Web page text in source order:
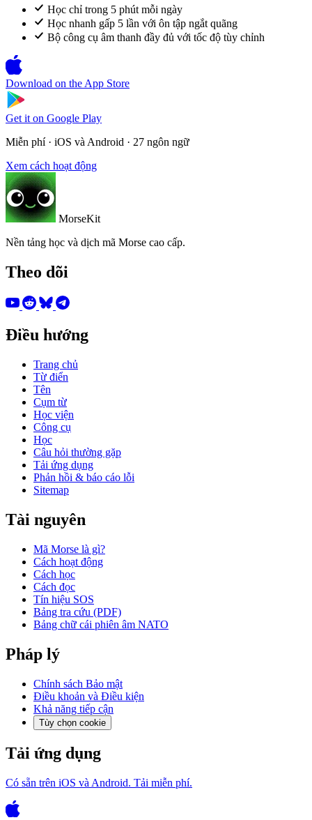
Học chỉ trong 5 phút mỗi ngày
Học nhanh gấp 5 lần với ôn tập ngắt quãng
Bộ công cụ âm thanh đầy đủ với tốc độ tùy chỉnh
Download on the App Store
Get it on Google Play
Miễn phí · iOS và Android · 27 ngôn ngữ
Xem cách hoạt động
MorseKit
Nền tảng học và dịch mã Morse cao cấp.
Theo dõi
Điều hướng
Trang chủ
Từ điển
Tên
Cụm từ
Học viện
Công cụ
Học
Câu hỏi thường gặp
Tải ứng dụng
Phản hồi & báo cáo lỗi
Sitemap
Tài nguyên
Mã Morse là gì?
Cách hoạt động
Cách học
Cách đọc
Tín hiệu SOS
Bảng tra cứu (PDF)
Bảng chữ cái phiên âm NATO
Pháp lý
Chính sách Bảo mật
Điều khoản và Điều kiện
Khả năng tiếp cận
Tùy chọn cookie
Tải ứng dụng
Có sẵn trên iOS và Android. Tải miễn phí.